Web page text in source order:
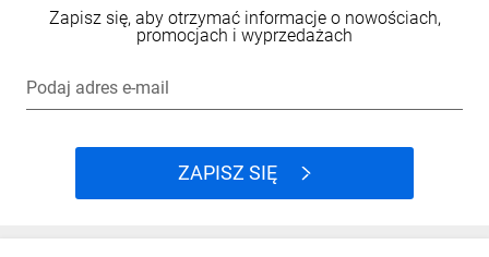
Zapisz się, aby otrzymać informacje o nowościach,
promocjach i wyprzedażach
Podaj adres e-mail
ZAPISZ SIĘ